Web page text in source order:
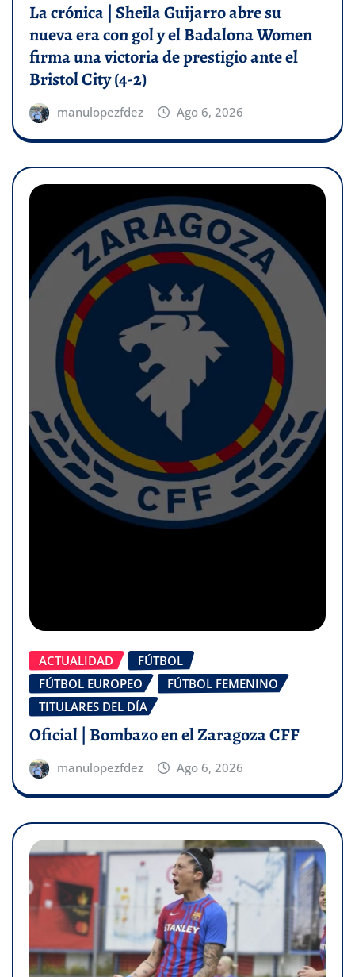
La crónica | Sheila Guijarro abre su
nueva era con gol y el Badalona Women
firma una victoria de prestigio ante el
Bristol City (4-2)
manulopezfdez Ago 6, 2026
ACTUALIDAD
FÚTBOL
FÚTBOL EUROPEO
FÚTBOL FEMENINO
TITULARES DEL DÍA
Oficial | Bombazo en el Zaragoza CFF
manulopezfdez Ago 6, 2026